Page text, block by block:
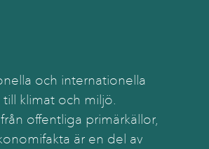
och internationella
klimat och miljö.
offentliga primärkällor,
är en del av